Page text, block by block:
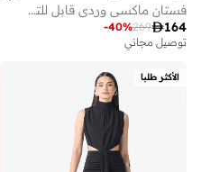
فستان ماكسي وردي قابل للتحويل من التوت
164
269
-40%
توصيل مجاني
الأكثر طلبا